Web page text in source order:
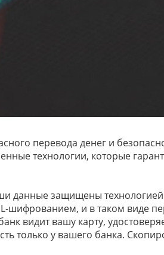
перевода денег и
технологии, которые
защищены технологией
шифрованием, и в таком виде
видит вашу карту,
только у вашего банка.